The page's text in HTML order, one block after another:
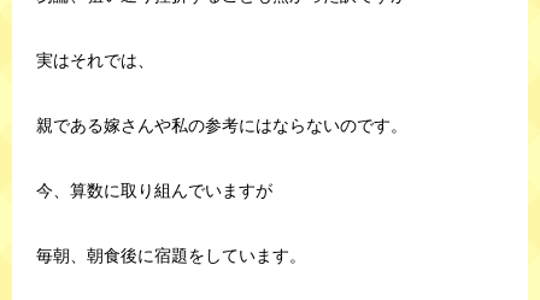
実はそれでは、
親である嫁さんや私の参考にはならないのです。
今、算数に取り組んでいますが
毎朝、朝食後に宿題をしています。